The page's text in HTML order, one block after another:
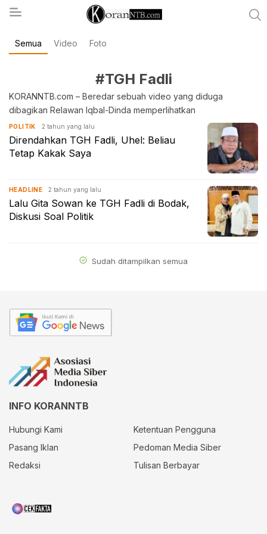
koranntb.com
Semua Video Foto
#TGH Fadli
KORANNTB.com – Beredar sebuah video yang diduga
dibagikan Relawan Iqbal-Dinda memperlihatkan
POLITIK 2 tahun yang lalu
Direndahkan TGH Fadli, Uhel: Beliau
Tetap Kakak Saya
HEADLINE 2 tahun yang lalu
Lalu Gita Sowan ke TGH Fadli di Bodak,
Diskusi Soal Politik
Sudah ditampilkan semua
INFO KORANNTB
Hubungi Kami
Ketentuan Pengguna
Pasang Iklan
Pedoman Media Siber
Redaksi
Tulisan Berbayar